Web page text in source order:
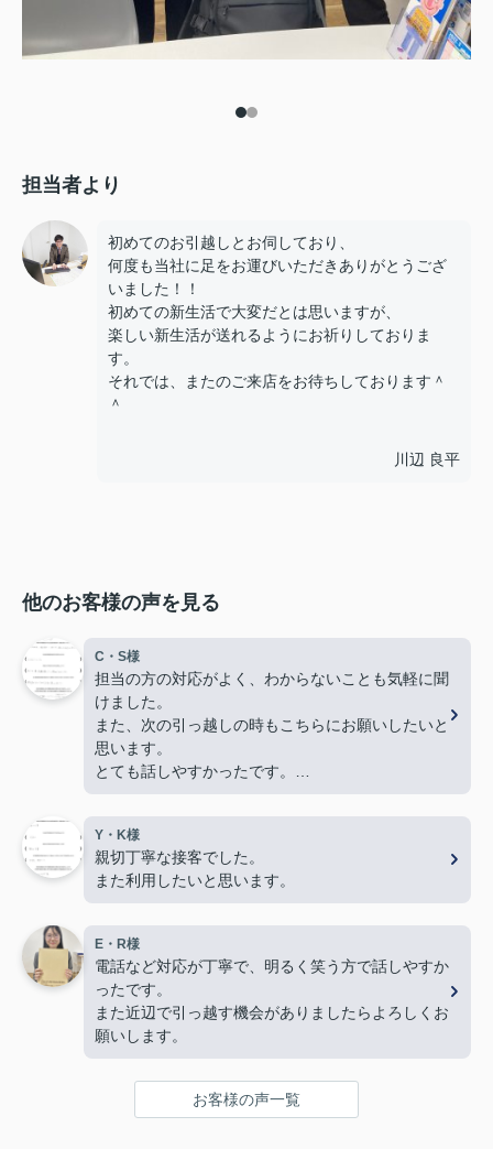
担当者より
初めてのお引越しとお伺しており、
何度も当社に足をお運びいただきありがとうござ
いました！！
初めての新生活で大変だとは思いますが、
楽しい新生活が送れるようにお祈りしておりま
す。
それでは、またのご来店をお待ちしております＾
＾
川辺 良平
他のお客様の声を見る
C・S様
担当の方の対応がよく、わからないことも気軽に聞
けました。
また、次の引っ越しの時もこちらにお願いしたいと
思います。
とても話しやすかったです。
Y・K様
親切丁寧な接客でした。
また利用したいと思います。
E・R様
電話など対応が丁寧で、明るく笑う方で話しやすか
ったです。
また近辺で引っ越す機会がありましたらよろしくお
願いします。
お客様の声一覧